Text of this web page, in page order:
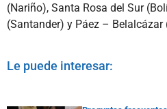
(Nariño), Santa Rosa del Sur
(Santander) y Páez – Belalcázar
Le puede interesar: